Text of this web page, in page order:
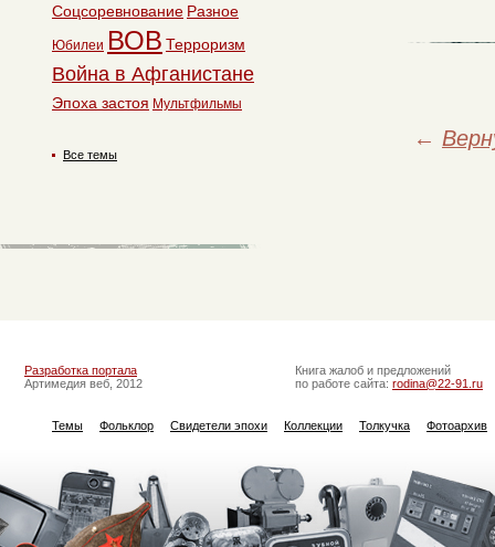
←
Соцсоревнование Разное
Юбилеи ВОВ Терроризм
Война в Афганистане
Эпоха застоя Мультфильмы
Все темы
Разработка портала
Артимедия веб, 2012
Книга жалоб и предложений
по работе сайта: rodina@22-91.ru
Темы Фольклор Свидетели эпохи Коллекции Толкучка Фотоархив